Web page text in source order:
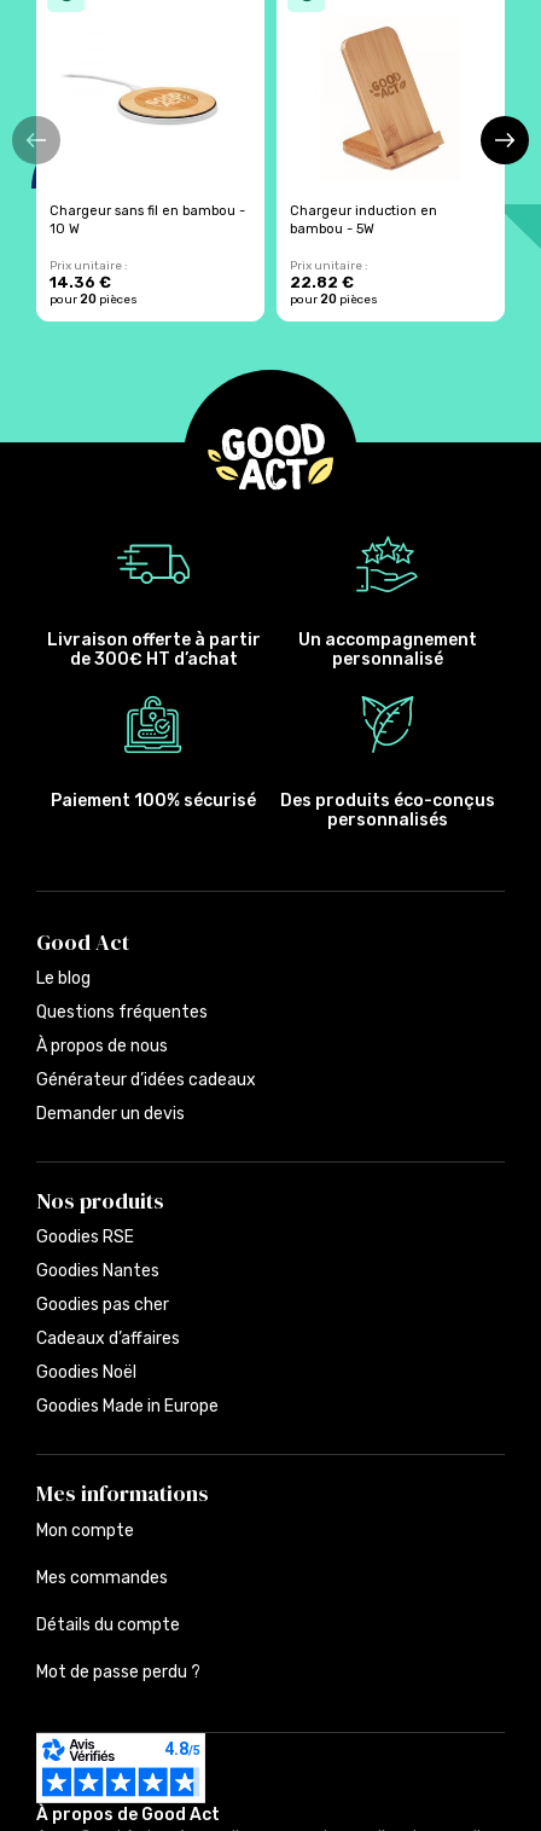
Chargeur sans fil en bambou -
10 W
Prix unitaire :
14.36 €
pour20 pièces
Chargeur induction en
bambou - 5W
Prix unitaire :
22.82 €
pour20 pièces
Livraison offerte à partir
de 300€ HT d’achat
Un accompagnement
personnalisé
Paiement 100% sécurisé
Des produits éco-conçus
personnalisés
À propos de Good Act
Good Act
Le blog
Questions fréquentes
À propos de nous
Générateur d’idées cadeaux
Demander un devis
Nos produits
Goodies RSE
Goodies Nantes
Goodies pas cher
Cadeaux d’affaires
Goodies Noël
Goodies Made in Europe
Mes informations
Mon compte
Mes commandes
Détails du compte
Mot de passe perdu ?